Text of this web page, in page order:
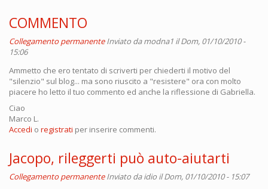
COMMENTO
Collegamento permanente Inviato damodna1 il Dom, 01/10/2010 -
15:06
Ammetto che ero tentato di scriverti per chiederti il motivo del
"silenzio" sul blog... ma sono riuscito a "resistere" ora con molto
piacere ho letto il tuo commento ed anche la riflessione di Gabriella.
Ciao
Marco L.
Accedi o registrati per inserire commenti.
Jacopo, rileggerti può auto-aiutarti
Collegamento permanente Inviato daidio il Dom, 01/10/2010 - 15:07